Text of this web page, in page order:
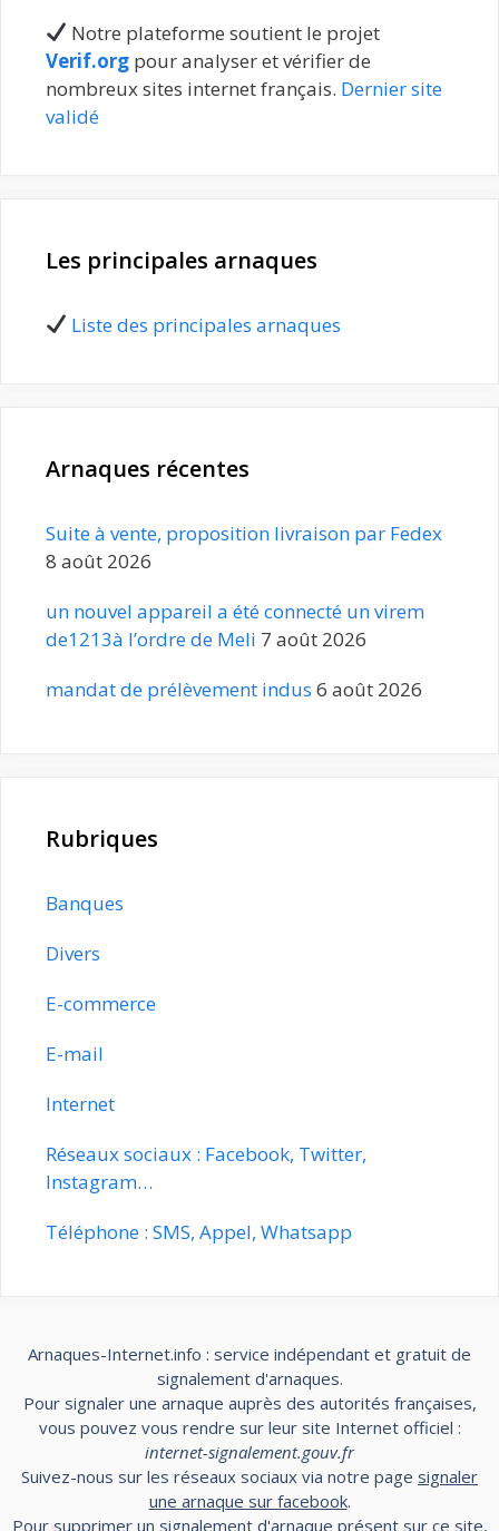
Notre plateforme soutient le projet
Verif.org pour analyser et vérifier de
nombreux sites internet français. Dernier site
validé
Les principales arnaques
Liste des principales arnaques
Arnaques récentes
Suite à vente, proposition livraison par Fedex
8 août 2026
un nouvel appareil a été connecté un virem
de1213à l’ordre de Meli 7 août 2026
mandat de prélèvement indus 6 août 2026
Rubriques
Banques
Divers
E-commerce
E-mail
Internet
Réseaux sociaux : Facebook, Twitter,
Instagram…
Téléphone : SMS, Appel, Whatsapp
Arnaques-Internet.info : service indépendant et gratuit de
signalement d'arnaques.
Pour signaler une arnaque auprès des autorités françaises,
vous pouvez vous rendre sur leur site Internet officiel :
internet-signalement.gouv.fr
Suivez-nous sur les réseaux sociaux via notre page signaler
une arnaque sur facebook.
Pour supprimer un signalement d'arnaque présent sur ce site,